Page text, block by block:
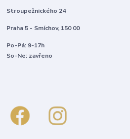
Stroupežnického 24
Praha 5 - Smíchov, 150 00
Po-Pá: 9-17h
So-Ne: zavřeno